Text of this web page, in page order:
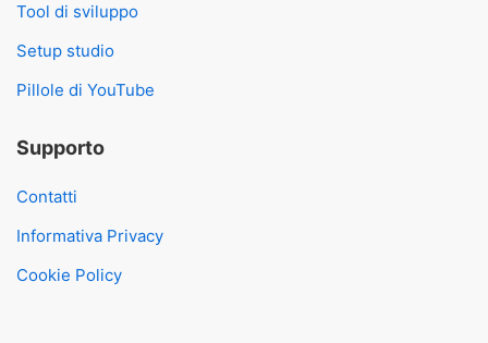
Tool di sviluppo
Setup studio
Pillole di YouTube
Supporto
Contatti
Informativa Privacy
Cookie Policy